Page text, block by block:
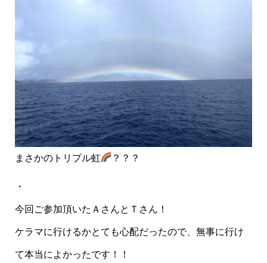
まさかのトリプル虹 ？？？
・
今回ご参加頂いたＡさんとＴさん！
ケラマに行けるかとても心配だったので、無事に行け
て本当によかったです！！